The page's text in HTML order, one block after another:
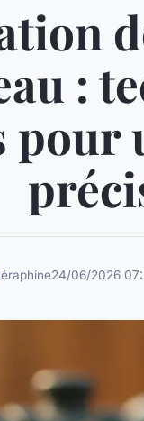
:
pour
24/06/2026